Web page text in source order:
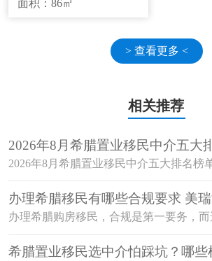
校学区房
面积：86㎡
> 查看更多 <
相关推荐
2026年8月希腊置业移民中介五大
正规靠谱机构？
2026年8月希腊置业移民中介五大排名榜
办理希腊移民有哪些合规要求 美
覆盖全流程
办理希腊购房移民，合规是第一要务，
希腊置业移民选中介怕踩坑？哪些